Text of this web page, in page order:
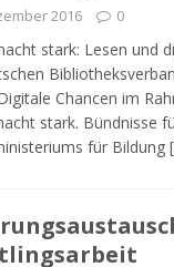
2016 0
stark: Lesen und
Chancen im
stark. Bündnisse
für Bildung